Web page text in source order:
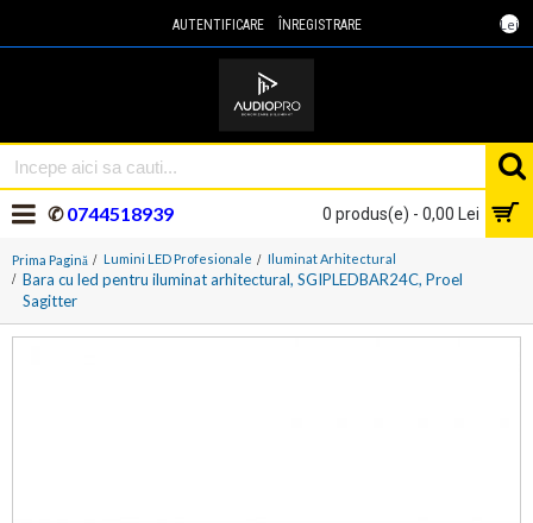
Lei
AUTENTIFICARE ÎNREGISTRARE
0 produs(e) - 0,00 Lei
✆0744518939
Prima Pagină Lumini LED Profesionale Iluminat Arhitectural
Bara cu led pentru iluminat arhitectural, SGIPLEDBAR24C, Proel
Sagitter